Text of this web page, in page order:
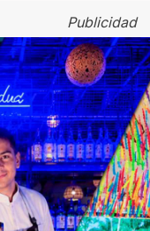
Publicidad